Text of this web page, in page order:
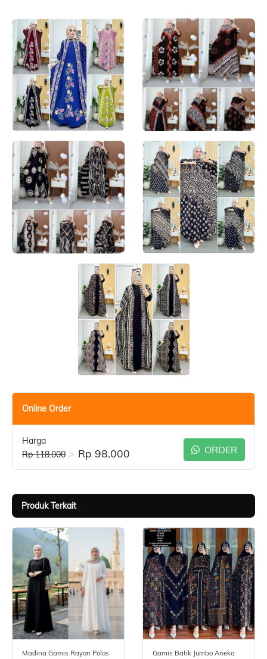
Online Order
Harga
Rp 118.000 > Rp 98.000 ORDER
Produk Terkait
Madina Gamis Rayon Polos
Gamis Batik Jumbo Aneka